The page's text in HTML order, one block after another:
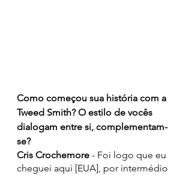
Como começou sua história com a
Tweed Smith? O estilo de vocês
dialogam entre si, complementam-
se?
Cris Crochemore - Foi logo que eu
cheguei aqui [EUA], por intermédio